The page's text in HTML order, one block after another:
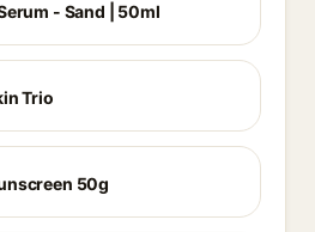
- Sand | 50ml
Trio
50g